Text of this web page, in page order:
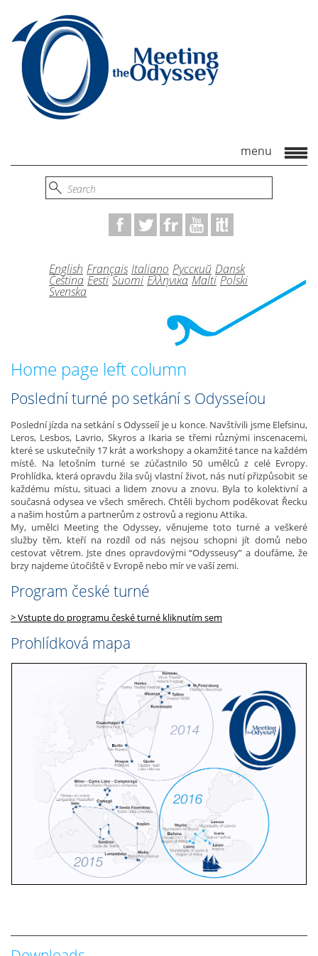
English Français Italiano Русский Dansk
Čeština Eesti Suomi Ελληνικα Malti Polski
Svenska
Home page left column
Poslední turné po setkání s Odysseíou
Poslední jízda na setkání s Odysseíí je u konce. Navštívili jsme Elefsinu,
Leros, Lesbos, Lavrio, Skyros a Ikaria se třemi různými inscenacemi,
které se uskutečnily 17 krát a workshopy a okamžité tance na každém
místě. Na letošním turné se zúčastnilo 50 umělců z celé Evropy.
Prohlídka, která opravdu žila svůj vlastní život, nás nutí přizpůsobit se
každému místu, situaci a lidem znovu a znovu. Byla to kolektivní a
současná odysea ve všech směrech. Chtěli bychom poděkovat Řecku
a našim hostům a partnerům z ostrovů a regionu Attika.
My, umělci Meeting the Odyssey, věnujeme toto turné a veškeré
služby těm, kteří na rozdíl od nás nejsou schopni jít domů nebo
cestovat větrem. Jste dnes opravdovými “Odysseusy” a doufáme, že
brzy najdeme útočiště v Evropě nebo mír ve vaší zemi.
Program české turné
> Vstupte do programu české turné kliknutím sem
Prohlídková mapa